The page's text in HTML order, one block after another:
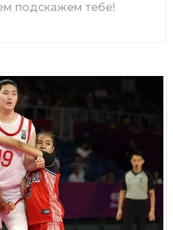
подскажем тебе!